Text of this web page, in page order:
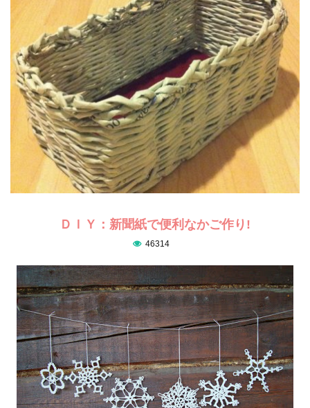
ＤＩＹ：新聞紙で便利なかご作り!
46314